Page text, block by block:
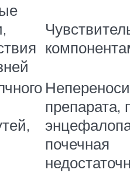
препарата,
почечная